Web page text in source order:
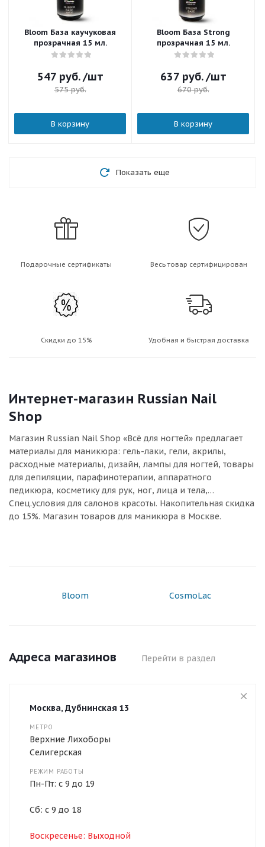
Bloom База каучуковая
прозрачная 15 мл.
547руб. /шт
575руб.
В корзину
Bloom База Strong
прозрачная 15 мл.
637руб. /шт
670руб.
В корзину
Показать еще
Подарочные сертификаты Весь товар сертифицирован
Скидки до 15% Удобная и быстрая доставка
Интернет-магазин Russian Nail
Shop
Магазин Russian Nail Shop «Всё для ногтей» предлагает
материалы для маникюра: гель-лаки, гели, акрилы,
расходные материалы, дизайн, лампы для ногтей, товары
для депиляции, парафинотерапии, аппаратного
педикюра, косметику для рук, ног, лица и тела,…
Спец.условия для салонов красоты. Накопительная скидка
до 15%. Магазин товаров для маникюра в Москве.
Bloom CosmoLac
Адреса магазинов Перейти в раздел
Москва, Дубнинская 13
МЕТРО
Верхние Лихоборы
Селигерская
РЕЖИМ РАБОТЫ
Пн-Пт: с 9 до 19
Сб: с 9 до 18
Воскресенье: Выходной